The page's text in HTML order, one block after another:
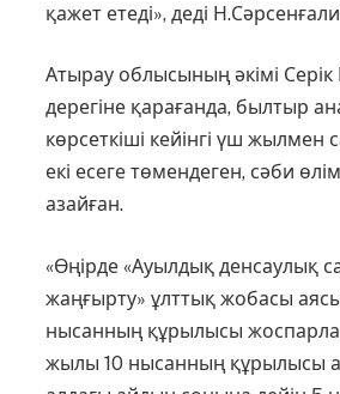
қажет етеді», деді
Атырау облысының әкімі
дерегіне қарағанда, былтыр
көрсеткіші кейінгі үш жылмен
екі есеге төмендеген, сәби
азайған.
«Өңірде «Ауылдық денсаулық
жаңғырту» ұлттық жобасы
нысанның құрылысы
жылы 10 нысанның құрылысы